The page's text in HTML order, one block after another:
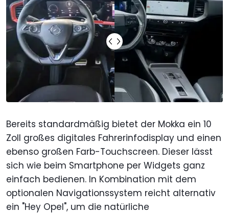
Bereits standardmäßig bietet der Mokka ein 10
Zoll großes digitales Fahrerinfodisplay und einen
ebenso großen Farb-Touchscreen. Dieser lässt
sich wie beim Smartphone per Widgets ganz
einfach bedienen. In Kombination mit dem
optionalen Navigationssystem reicht alternativ
ein "Hey Opel", um die natürliche